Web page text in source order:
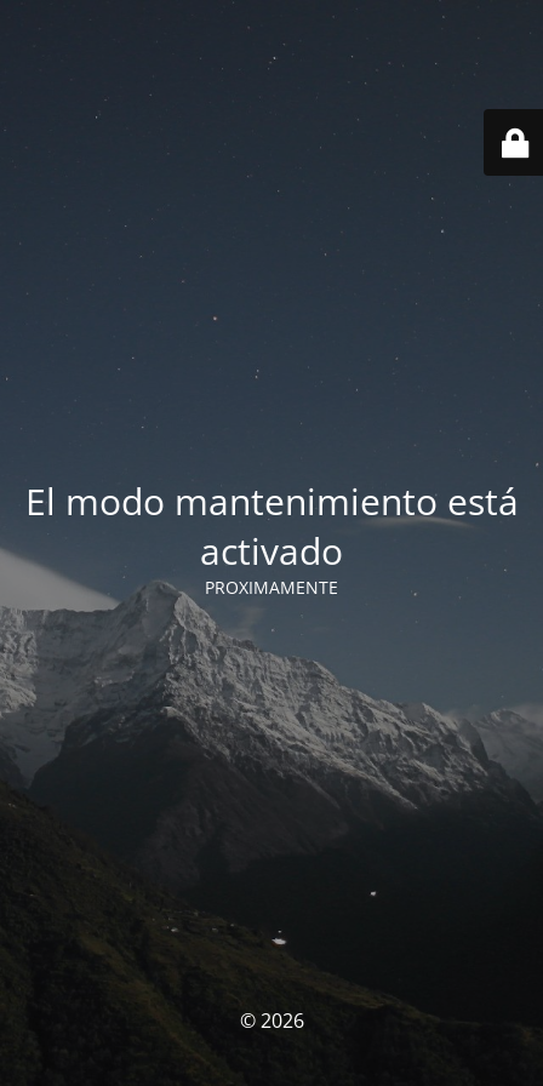
El modo mantenimiento está
activado
PROXIMAMENTE
© 2026